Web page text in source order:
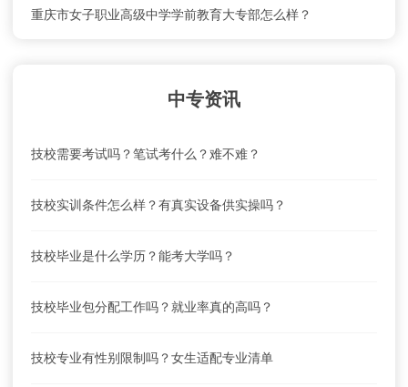
重庆市女子职业高级中学学前教育大专部怎么样？
中专资讯
技校需要考试吗？笔试考什么？难不难？
技校实训条件怎么样？有真实设备供实操吗？
技校毕业是什么学历？能考大学吗？
技校毕业包分配工作吗？就业率真的高吗？
技校专业有性别限制吗？女生适配专业清单